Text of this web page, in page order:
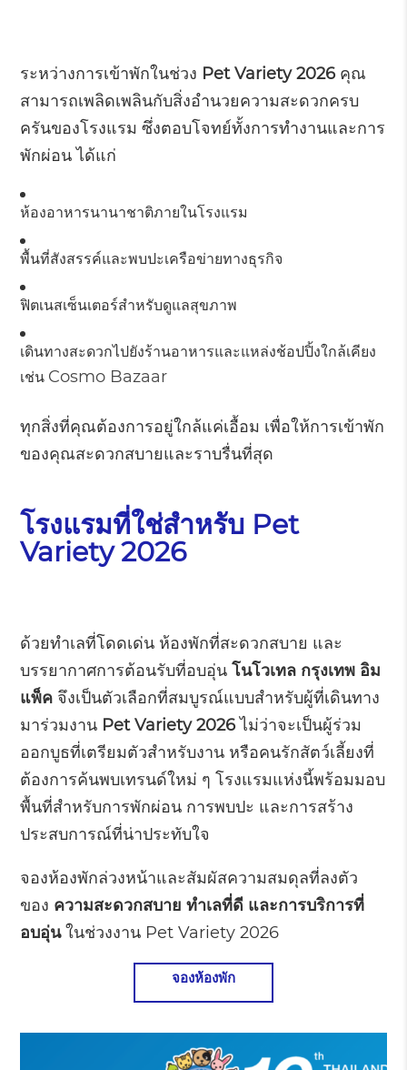
ระหว่างการเข้าพักในช่วง Pet Variety 2026คุณ
สามารถเพลิดเพลินกับสิ่งอำนวยความสะดวกครบ
ครันของโรงแรม ซึ่งตอบโจทย์ทั้งการทำงานและการ
พักผ่อน ได้แก่
ห้องอาหารนานาชาติภายในโรงแรม
พื้นที่สังสรรค์และพบปะเครือข่ายทางธุรกิจ
ฟิตเนสเซ็นเตอร์สำหรับดูแลสุขภาพ
เดินทางสะดวกไปยังร้านอาหารและแหล่งช้อปปิ้งใกล้เคียง
เช่น Cosmo Bazaar
ทุกสิ่งที่คุณต้องการอยู่ใกล้แค่เอื้อม เพื่อให้การเข้าพัก
ของคุณสะดวกสบายและราบรื่นที่สุด
โรงแรมที่ใช่สำหรับ Pet
Variety 2026
ด้วยทำเลที่โดดเด่น ห้องพักที่สะดวกสบาย และ
บรรยากาศการต้อนรับที่อบอุ่นโนโวเทล กรุงเทพ อิม
แพ็ค จึงเป็นตัวเลือกที่สมบูรณ์แบบสำหรับผู้ที่เดินทาง
มาร่วมงาน Pet Variety 2026ไม่ว่าจะเป็นผู้ร่วม
ออกบูธที่เตรียมตัวสำหรับงาน หรือคนรักสัตว์เลี้ยงที่
ต้องการค้นพบเทรนด์ใหม่ ๆ โรงแรมแห่งนี้พร้อมมอบ
พื้นที่สำหรับการพักผ่อน การพบปะ และการสร้าง
ประสบการณ์ที่น่าประทับใจ
จองห้องพักล่วงหน้าและสัมผัสความสมดุลที่ลงตัว
ของ ความสะดวกสบาย ทำเลที่ดี และการบริการที่
อบอุ่นในช่วงงาน Pet Variety 2026
จองห้องพัก